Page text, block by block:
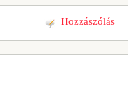
Hozzászólás